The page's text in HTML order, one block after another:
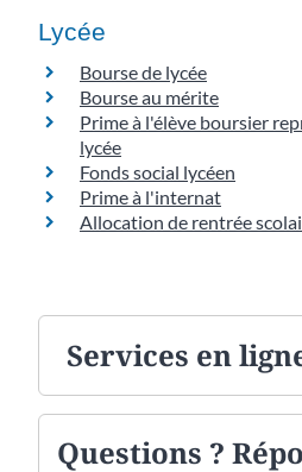
Lycée
Bourse de lycée
Bourse au mérite
Prime à l'élève boursier
lycée
Fonds social lycéen
Prime à l'internat
Allocation de rentrée
Services en
Questions ?